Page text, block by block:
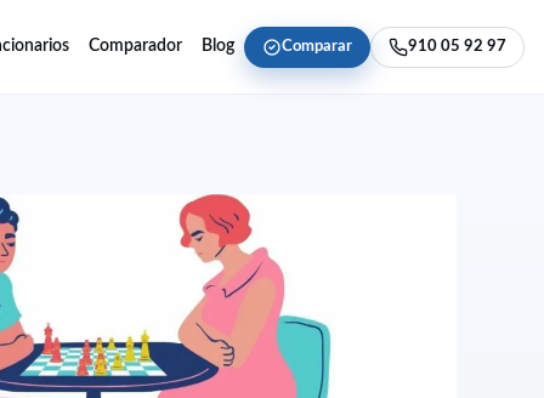
Comparador Blog Comparar 910 05 92 97